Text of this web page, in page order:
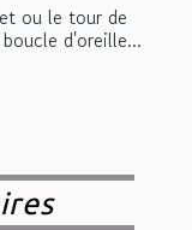
ou le tour de
d'oreille...